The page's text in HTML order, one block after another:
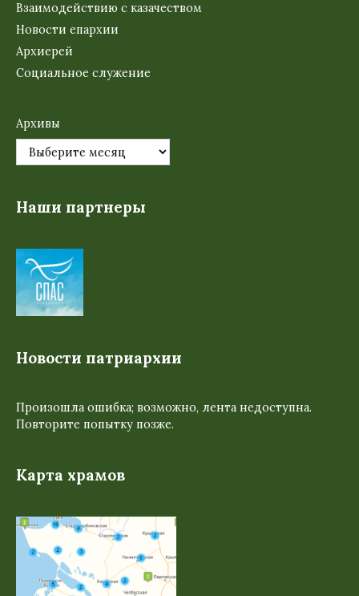
Взаимодействию с казачеством
Новости епархии
Архиерей
Социальное служение
Архивы
Наши партнеры
Новости патриархии
Произошла ошибка; возможно, лента недоступна.
Повторите попытку позже.
Карта храмов